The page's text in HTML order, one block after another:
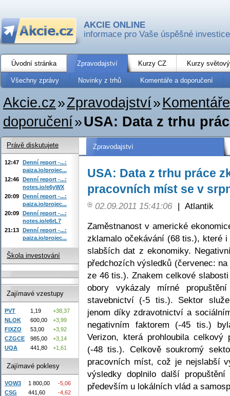
AKCIE ONLINE
informace pro Vaše úspěšné investice
Úvodní stránka Zpravodajství Kurzy CZ Kurzy
Všechny zprávy Novinky z trhů Komentáře a doporučení
Akcie.cz»Zpravodajství»
doporučení»USA: Data z trhu
Zpravodajství
USA: Data z trhu práce
pracovních míst se v
02.09.2011 15:41:06 | Atlantik
Zaměstnanost v americké
zklamalo očekávání (68 tis.), které
slabších dat z ekonomiky.
předchozích výsledků (červenec:
ze 46 tis.). Znakem celkové
obory vykázaly mírné
stavebnictví (-5 tis.). Sektor
jenom díky zdravotnictví a
negativním faktorem (-45 tis.)
Verizon, která prohloubila
(-48 tis.). Celkově soukromý
pracovních míst, což je nejslabší
výsledky doplnilo další
především u lokálních vlád a
Právě diskutujete
12:47 Denní report -...:
paiza.io/projec...
12:46 Denní report -...:
notes.io/e6yWX
20:09 Denní report -...:
paiza.io/projec...
20:09 Denní report -...:
notes.io/e6rL7
21:13 Denní report -...:
paiza.io/projec...
Škola investování
Zajímavé vzestupy
PVT 1,19
+38,37
NLOK
600,00
+3,99
FIXZO
53,00
+3,92
CZGCE
985,00
+3,14
UQA
441,80 +1,61
Zajímavé poklesy
VOW3 1 800,00
-5,06
CSG
441,60
-4,62